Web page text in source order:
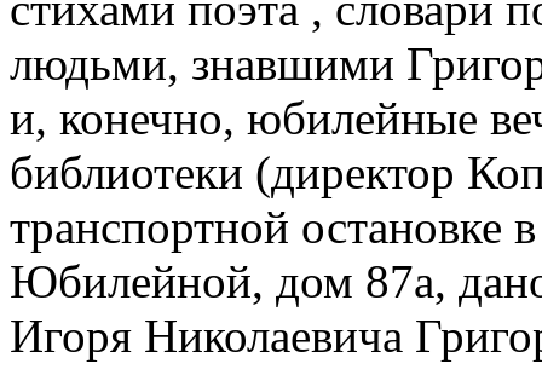
людьми, знавшими
и, конечно, юбилейные
библиотеки (директор
транспортной остановке
Юбилейной, дом 87а,
Игоря Николаевича